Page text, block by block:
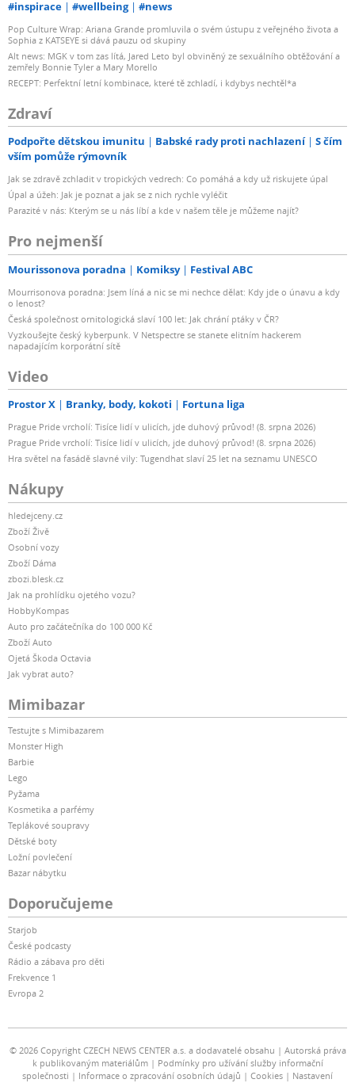
#inspirace #wellbeing #news
Pop Culture Wrap: Ariana Grande promluvila o svém ústupu z veřejného života a
Sophia z KATSEYE si dává pauzu od skupiny
Alt news: MGK v tom zas lítá, Jared Leto byl obviněný ze sexuálního obtěžování a
zemřely Bonnie Tyler a Mary Morello
RECEPT: Perfektní letní kombinace, které tě zchladí, i kdybys nechtěl*a
Zdraví
Podpořte dětskou imunitu Babské rady proti nachlazení
S čím
vším pomůže rýmovník
Jak se zdravě zchladit v tropických vedrech: Co pomáhá a kdy už riskujete úpal
Úpal a úžeh: Jak je poznat a jak se z nich rychle vyléčit
Parazité v nás: Kterým se u nás líbí a kde v našem těle je můžeme najít?
Pro nejmenší
Mourissonova poradna Komiksy Festival ABC
Mourrisonova poradna: Jsem líná a nic se mi nechce dělat: Kdy jde o únavu a kdy
o lenost?
Česká společnost ornitologická slaví 100 let: Jak chrání ptáky v ČR?
Vyzkoušejte český kyberpunk. V Netspectre se stanete elitním hackerem
napadajícím korporátní sítě
Video
Prostor X Branky, body, kokoti Fortuna liga
Prague Pride vrcholí: Tisíce lidí v ulicích, jde duhový průvod! (8. srpna 2026)
Prague Pride vrcholí: Tisíce lidí v ulicích, jde duhový průvod! (8. srpna 2026)
Hra světel na fasádě slavné vily: Tugendhat slaví 25 let na seznamu UNESCO
Nákupy
hledejceny.cz
Zboží Živě
Osobní vozy
Zboží Dáma
zbozi.blesk.cz
Jak na prohlídku ojetého vozu?
HobbyKompas
Auto pro začátečníka do 100 000 Kč
Zboží Auto
Ojetá Škoda Octavia
Jak vybrat auto?
Mimibazar
Testujte s Mimibazarem
Monster High
Barbie
Lego
Pyžama
Kosmetika a parfémy
Teplákové soupravy
Dětské boty
Ložní povlečení
Bazar nábytku
Doporučujeme
Starjob
České podcasty
Rádio a zábava pro děti
Frekvence 1
Evropa 2
© 2026 Copyright CZECH NEWS CENTER a.s. a dodavatelé obsahu
Autorská práva
k publikovaným materiálům
Podmínky pro užívání služby informační
společnosti
Informace o zpracování osobních údajů Cookies
Nastavení